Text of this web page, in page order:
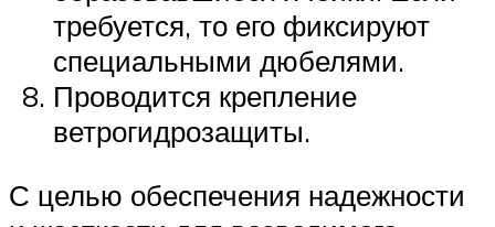
требуется, то его фиксируют
специальными дюбелями.
Проводится крепление
ветрогидрозащиты.
С целью обеспечения надежности